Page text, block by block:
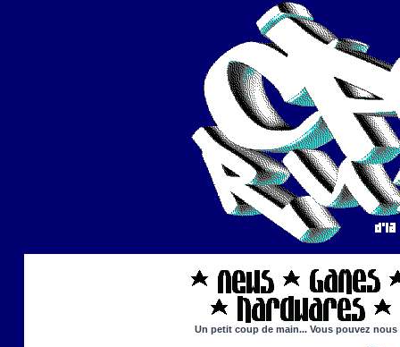
Un petit coup de main... Vous pouvez